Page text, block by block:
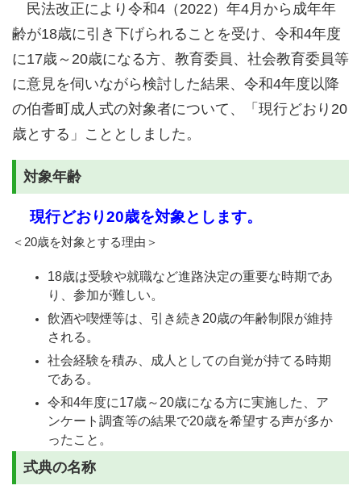
民法改正により令和4（2022）年4月から成年年
齢が18歳に引き下げられることを受け、令和4年度
に17歳～20歳になる方、教育委員、社会教育委員等
に意見を伺いながら検討した結果、令和4年度以降
の伯耆町成人式の対象者について、「現行どおり20
歳とする」こととしました。
対象年齢
現行どおり20歳を対象とします。
＜20歳を対象とする理由＞
18歳は受験や就職など進路決定の重要な時期であ
り、参加が難しい。
飲酒や喫煙等は、引き続き20歳の年齢制限が維持
される。
社会経験を積み、成人としての自覚が持てる時期
である。
令和4年度に17歳～20歳になる方に実施した、ア
ンケート調査等の結果で20歳を希望する声が多か
ったこと。
式典の名称